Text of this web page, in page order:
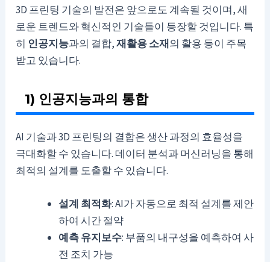
3D 프린팅 기술의 발전은 앞으로도 계속될 것이며, 새
로운 트렌드와 혁신적인 기술들이 등장할 것입니다. 특
히 인공지능과의 결합,재활용 소재의 활용 등이 주목
받고 있습니다.
1) 인공지능과의 통합
AI 기술과 3D 프린팅의 결합은 생산 과정의 효율성을
극대화할 수 있습니다. 데이터 분석과 머신러닝을 통해
최적의 설계를 도출할 수 있습니다.
설계 최적화: AI가 자동으로 최적 설계를 제안
하여 시간 절약
예측 유지보수: 부품의 내구성을 예측하여 사
전 조치 가능